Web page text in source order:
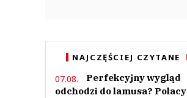
NAJCZĘŚCIEJ CZYTANE
07.08.
Perfekcyjny wygląd
odchodzi do lamusa? Polacy